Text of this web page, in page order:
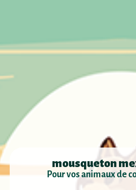
mousqueton
Pour vos animaux de